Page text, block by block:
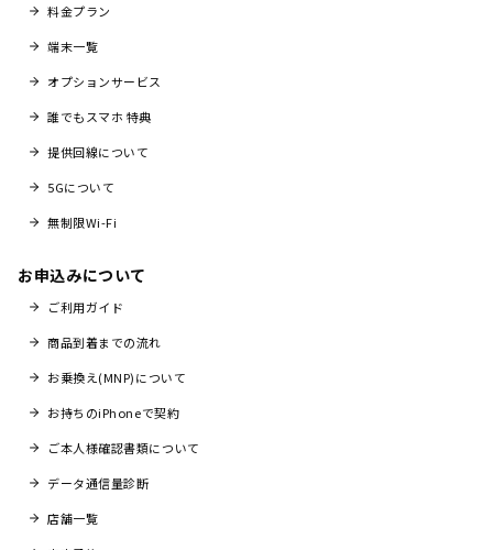
料金プラン
端末一覧
オプションサービス
誰でもスマホ 特典
提供回線について
5Gについて
無制限Wi-Fi
お申込みについて
ご利用ガイド
商品到着までの流れ
お乗換え(MNP)について
お持ちのiPhoneで契約
ご本人様確認書類について
データ通信量診断
店舗一覧